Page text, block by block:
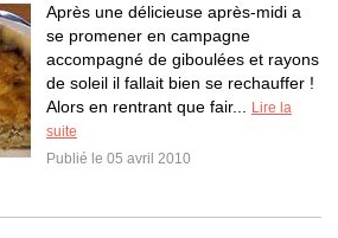
Après une délicieuse après-midi a
se promener en campagne
accompagné de giboulées et rayons
de soleil il fallait bien se rechauffer !
Alors en rentrant que fair...
Lire la
suite
Publié le 05 avril 2010